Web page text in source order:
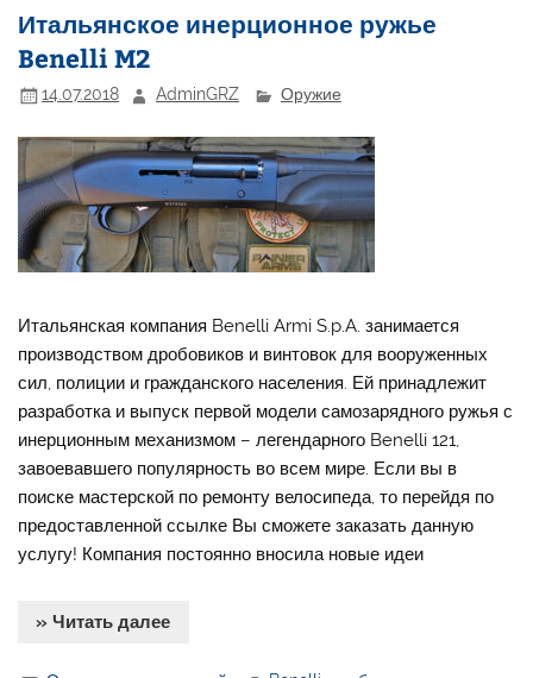
Итальянское инерционное ружье
Benelli M2
14.07.2018 AdminGRZ Оружие
Итальянская компания Benelli Armi S.p.A. занимается
производством дробовиков и винтовок для вооруженных
сил, полиции и гражданского населения. Ей принадлежит
разработка и выпуск первой модели самозарядного ружья с
инерционным механизмом – легендарного Benelli 121,
завоевавшего популярность во всем мире. Если вы в
поиске мастерской по ремонту велосипеда, то перейдя по
предоставленной ссылке Вы сможете заказать данную
услугу! Компания постоянно вносила новые идеи
» Читать далее